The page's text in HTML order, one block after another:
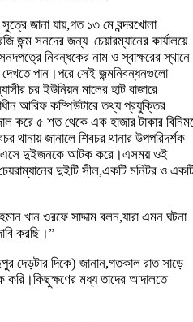
সুত্রে জানা যায়,গত ১৩ মে বন্দরখোলা
জন্ম সনদের জন্য চেয়ারম্যানের কার্যালয়ে
নিবন্ধকের নাম ও স্বাক্ষরের স্থানে
দেখতে পান।পরে সেই জন্মনিবন্ধনগুলো
চর ইউনিয়ন মালের হাট বাজারে
আরিফ কম্পিউটারে তথ্য প্রযুক্তির
করে ৫ শত থেকে এক হাজার টাকার
থানায় জানালে শিবচর থানার উপপরিদর্শক
এসে দুইজনকে আটক করে।এসময় ওই
দুইটি সীল,একটি মনিটর ও
খান ওরফে সাদ্দাম বলন,যারা এমন ঘটনা
করছি।”
দেড়টার দিকে) জানান,গতকাল রাত সাড়ে
মধ্য তাদের আদালতে